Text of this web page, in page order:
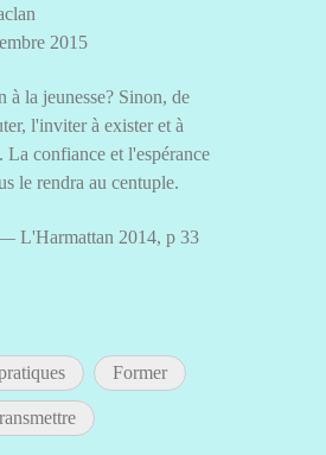
2015
à la jeunesse? Sinon, de
l'inviter à exister et à
La confiance et l'espérance
le rendra au centuple.
L'Harmattan 2014, p 33
Former